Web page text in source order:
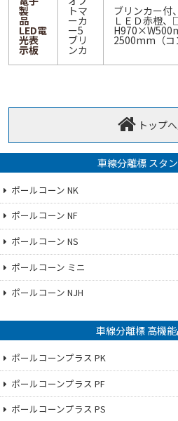
製
品
LED電
光表
示板
トマ
ーカ
ー5
ブリ
ンカ
ブリンカー付
ＬＥＤ赤橙
2500mm（コ
トップ
車線分離標 スタ
ポールコーン NK
ポールコーン NF
ポールコーン NS
ポールコーン ミニ
ポールコーン NJH
車線分離標 高機
ポールコーンプラス PK
ポールコーンプラス PF
ポールコーンプラス PS